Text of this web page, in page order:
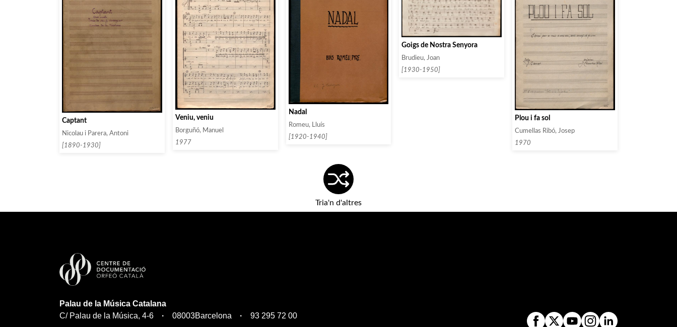
Captant
Nicolau i Parera, Antoni
[1890-1930]
Veniu, veniu
Borguñó, Manuel
1977
Nadal
Romeu, Lluís
[1920-1940]
Goigs de Nostra Senyora
Brudieu, Joan
[1930-1950]
Plou i fa sol
Cumellas Ribó, Josep
1970
Tria'n d'altres
Palau de la Música Catalana
C/ Palau de la Música, 4-6
08003Barcelona 93 295 72 00